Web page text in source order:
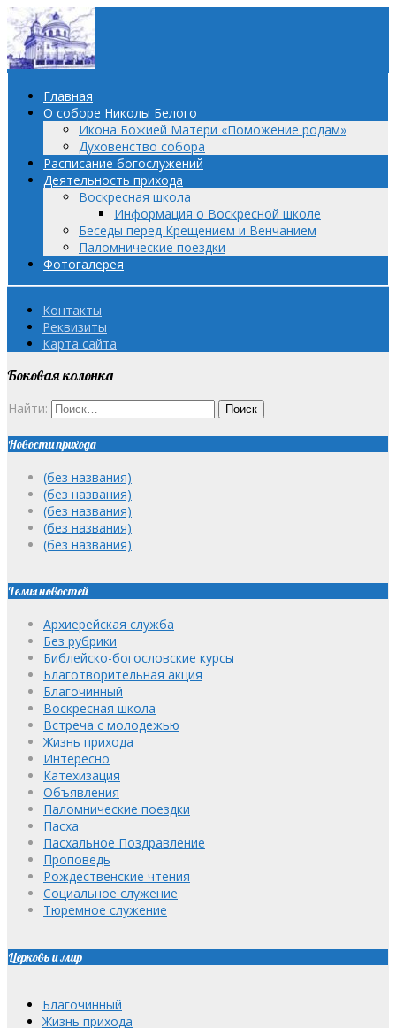
Главная
О соборе Николы Белого
Икона Божией Матери «Поможение родам»
Духовенство собора
Расписание богослужений
Деятельность прихода
Воскресная школа
Информация о Воскресной школе
Беседы перед Крещением и Венчанием
Паломнические поездки
Фотогалерея
Контакты
Реквизиты
Карта сайта
Боковая колонка
Найти:
Новости прихода
(без названия)
(без названия)
(без названия)
(без названия)
(без названия)
Темы новостей
Архиерейская служба
Без рубрики
Библейско-богословские курсы
Благотворительная акция
Благочинный
Воскресная школа
Встреча с молодежью
Жизнь прихода
Интересно
Катехизация
Объявления
Паломнические поездки
Пасха
Пасхальное Поздравление
Проповедь
Рождественские чтения
Социальное служение
Тюремное служение
Церковь и мир
Благочинный
Жизнь прихода